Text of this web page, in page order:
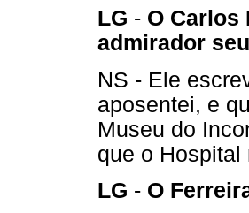
LG - O Carlos
admirador
NS - Ele
aposentei, e
Museu do
que o
LG - O